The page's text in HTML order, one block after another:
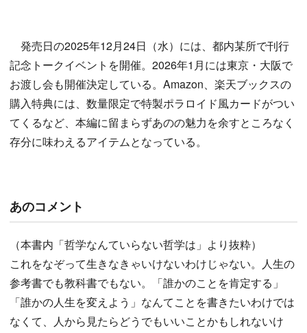
発売日の2025年12月24日（水）には、都内某所で刊行
記念トークイベントを開催。2026年1月には東京・大阪で
お渡し会も開催決定している。Amazon、楽天ブックスの
購入特典には、数量限定で特製ポラロイド風カードがつい
てくるなど、本編に留まらずあのの魅力を余すところなく
存分に味わえるアイテムとなっている。
あのコメント
（本書内「哲学なんていらない哲学は」より抜粋）
これをなぞって生きなきゃいけないわけじゃない。人生の
参考書でも教科書でもない。「誰かのことを肯定する」
「誰かの人生を変えよう」なんてことを書きたいわけでは
なくて、人から見たらどうでもいいことかもしれないけ